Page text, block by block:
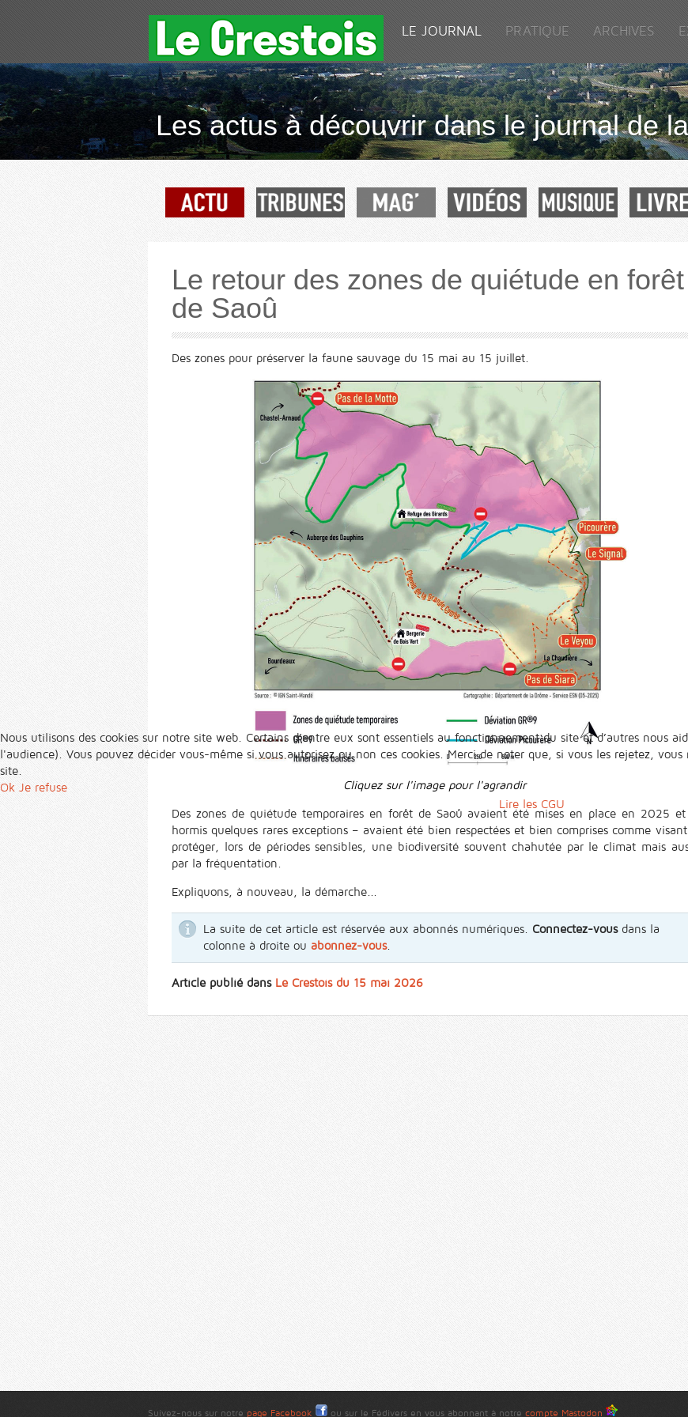
LE JOURNAL PRATIQUE ARCHIVES
Les actus à découvrir dans le journal de
Le retour des zones de quiétude en forêt
de Saoû
Des zones pour préserver la faune sauvage du 15 mai au 15 juillet.
Cliquez sur l'image pour l'agrandir
Des zones de quiétude temporaires en forêt de Saoû avaient été mises en place en 2025
hormis quelques rares exceptions – avaient été bien respectées et bien comprises comme
protéger, lors de périodes sensibles, une biodiversité souvent chahutée par le climat mais
par la fréquentation.
Expliquons, à nouveau, la démarche...
La suite de cet article est réservée aux abonnés numériques. Connectez-vousdans la
colonne à droite ou abonnez-vous.
Article publié dans Le Crestois du 15 mai 2026
Suivez-nous sur notre page Facebook ou sur le Fédivers en vous abonnant à notre compte Mastodon
Nous utilisons des cookies sur notre site web. Certains d’entre eux sont essentiels au fonctionnement du site et d’autres nous
l'audience). Vous pouvez décider vous-même si vous autorisez ou non ces cookies. Merci de noter que, si vous les rejetez,
site.
Ok Je refuse
Lire les CGU